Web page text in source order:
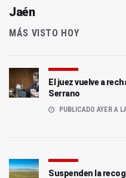
Jaén
MÁS VISTO HOY
El juez vuelve a
Serrano
PUBLICADO AYER A
Suspenden la